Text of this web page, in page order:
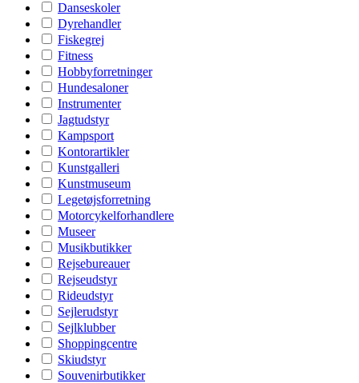
Danseskoler
Dyrehandler
Fiskegrej
Fitness
Hobbyforretninger
Hundesaloner
Instrumenter
Jagtudstyr
Kampsport
Kontorartikler
Kunstgalleri
Kunstmuseum
Legetøjsforretning
Motorcykelforhandlere
Museer
Musikbutikker
Rejsebureauer
Rejseudstyr
Rideudstyr
Sejlerudstyr
Sejlklubber
Shoppingcentre
Skiudstyr
Souvenirbutikker